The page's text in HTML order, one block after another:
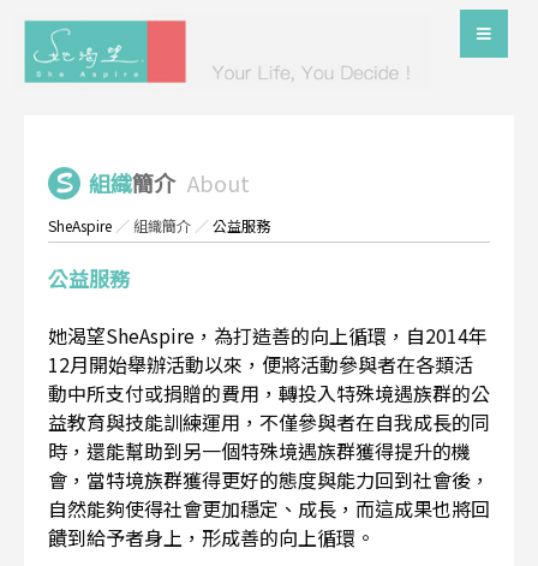
組織簡介 About
SheAspire ／組織簡介 ／公益服務
公益服務
她渴望SheAspire，為打造善的向上循環，自2014年
12月開始舉辦活動以來，便將活動參與者在各類活
動中所支付或捐贈的費用，轉投入特殊境遇族群的公
益教育與技能訓練運用，不僅參與者在自我成長的同
時，還能幫助到另一個特殊境遇族群獲得提升的機
會，當特境族群獲得更好的態度與能力回到社會後，
自然能夠使得社會更加穩定、成長，而這成果也將回
饋到給予者身上，形成善的向上循環。